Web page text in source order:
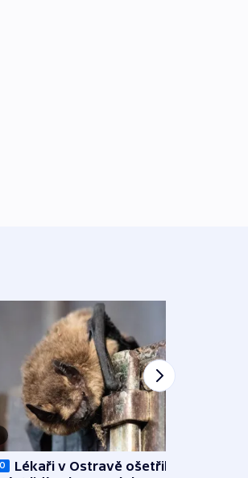
Lékaři v Ostravě ošetřili už